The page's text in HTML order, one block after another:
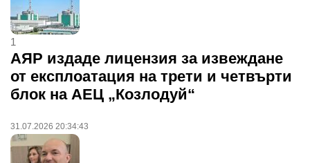
1
АЯР издаде лицензия за извеждане
от експлоатация на трети и четвърти
блок на АЕЦ „Козлодуй“
31.07.2026 20:34:43